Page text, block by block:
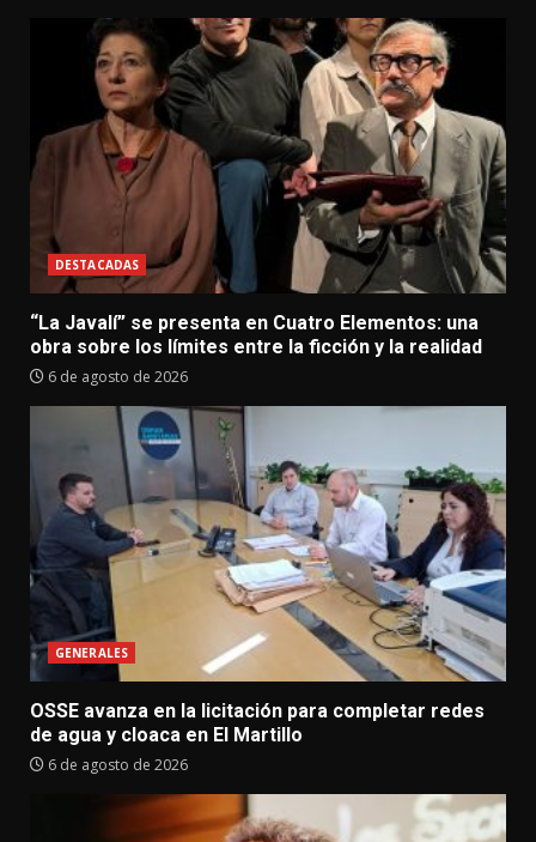
DESTACADAS
“La Javalí” se presenta en Cuatro Elementos: una
obra sobre los límites entre la ficción y la realidad
6 de agosto de 2026
GENERALES
OSSE avanza en la licitación para completar redes
de agua y cloaca en El Martillo
6 de agosto de 2026